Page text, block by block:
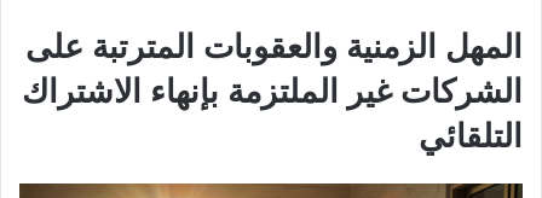
المهل الزمنية والعقوبات المترتبة على
الشركات غير الملتزمة بإنهاء الاشتراك
التلقائي